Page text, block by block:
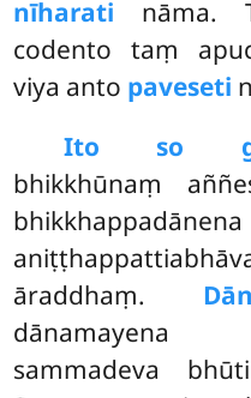
nīharati nāma.
codento taṃ
viya anto paveseti
Ito so
bhikkhūnaṃ
bhikkhappadānena
āraddhaṃ.
dānamayena
sammadeva